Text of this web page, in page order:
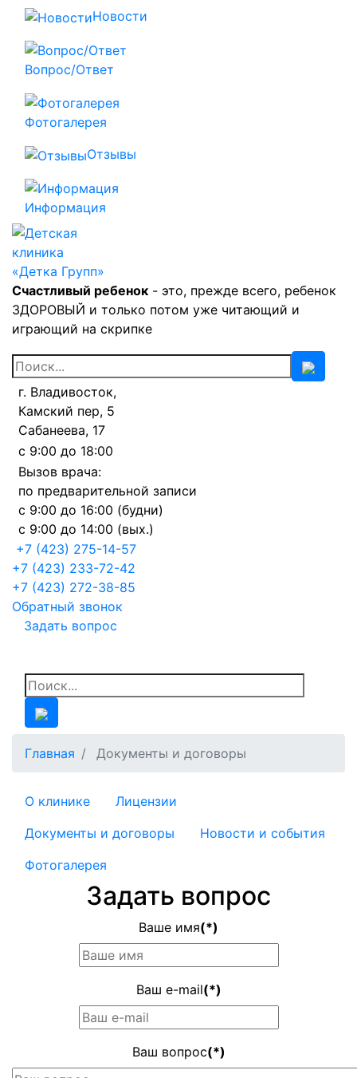
Новости
Вопрос/Ответ
Фотогалерея
Отзывы
Информация
Счастливый ребенок - это, прежде всего, ребенок
ЗДОРОВЫЙ и только потом уже читающий и
играющий на скрипке
г. Владивосток,
Камский пер, 5
Сабанеева, 17
с 9:00 до 18:00
Вызов врача:
по предварительной записи
с 9:00 до 16:00 (будни)
с 9:00 до 14:00 (вых.)
+7 (423) 275-14-57
+7 (423) 233-72-42
+7 (423) 272-38-85
Обратный звонок
Задать вопрос
Главная Документы и договоры
О клинике
Лицензии
Документы и договоры
Новости и события
Фотогалерея
Задать вопрос
Ваше имя(*)
Ваш e-mail(*)
Ваш вопрос(*)